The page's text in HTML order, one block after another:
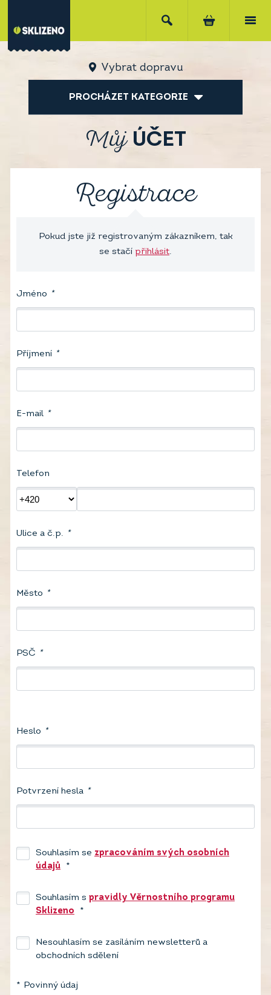
Vybrat dopravu
PROCHÁZET KATEGORIE
MůjÚČET
Registrace
Pokud jste již registrovaným zákazníkem, tak
se stačí přihlásit.
Jméno *
Příjmení *
E-mail *
Telefon
Ulice a č.p. *
Město *
PSČ *
Heslo *
Potvrzení hesla *
Souhlasím se zpracováním svých osobních
údajů
*
Souhlasím s pravidly Věrnostního programu
Sklizeno
*
Nesouhlasím se zasíláním newsletterů a
obchodních sdělení
* Povinný údaj